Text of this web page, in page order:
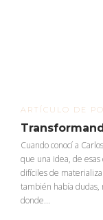
ARTÍCULO DE
Cuando conocí a
que una idea, de
difíciles de
también había dudas,
donde...